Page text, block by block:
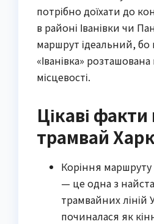
потрібно доїхати до
в районі Іванівки чи
маршрут ідеальний, бо
«Іванівка»
місцевості.
Цікаві
трамвай
Коріння маршруту
— це одна з
трамвайних ліній
починалася як